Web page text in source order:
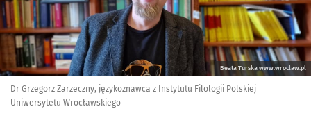
Beata Turska www.wroclaw.pl
Dr Grzegorz Zarzeczny, językoznawca z Instytutu Filologii Polskiej
Uniwersytetu Wrocławskiego